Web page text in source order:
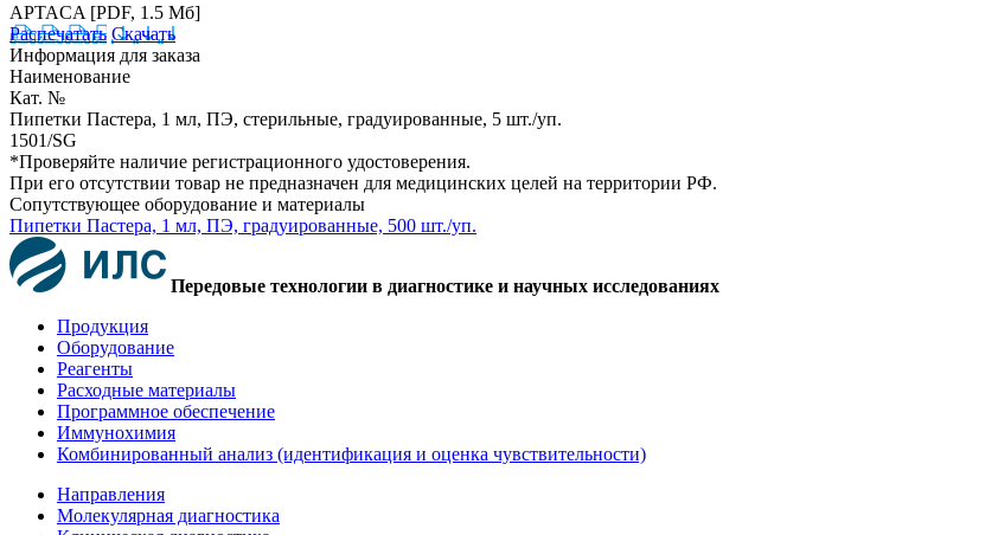
APTACA [PDF, 1.5 Мб]
Распечатать Скачать
Информация для заказа
Наименование
Кат. №
Пипетки Пастера, 1 мл, ПЭ, стерильные, градуированные, 5 шт./уп.
1501/SG
*Проверяйте наличие регистрационного удостоверения.
При его отсутствии товар не предназначен для медицинских целей на территории РФ.
Сопутствующее оборудование и материалы
Пипетки Пастера, 1 мл, ПЭ, градуированные, 500 шт./уп.
Передовые технологии в диагностике и научных исследованиях
Продукция
Оборудование
Реагенты
Расходные материалы
Программное обеспечение
Иммунохимия
Комбинированный анализ (идентификация и оценка чувствительности)
Направления
Молекулярная диагностика